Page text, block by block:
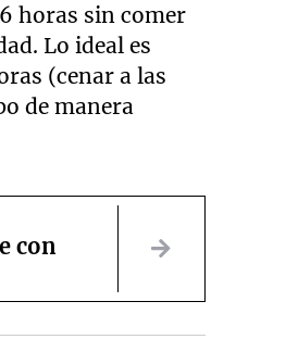
horas sin comer
Lo ideal es
(cenar a las
de manera
con